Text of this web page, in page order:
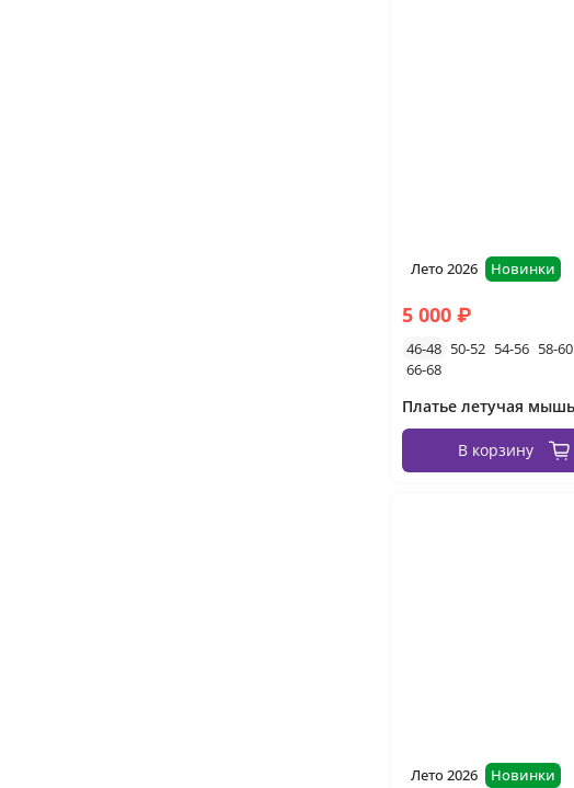
Лето 2026 Новинки
5 000 ₽
46-48 50-52 54-56 58-60
66-68
В корзину
Лето 2026 Новинки